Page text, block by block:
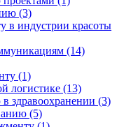
(3)
в индустрии красоты
(14)
(1)
логистике (13)
здравоохранении (3)
(5)